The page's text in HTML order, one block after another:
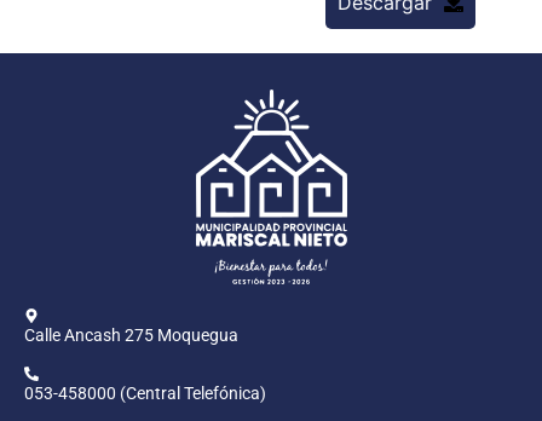
Calle Ancash 275 Moquegua
053-458000 (Central Telefónica)